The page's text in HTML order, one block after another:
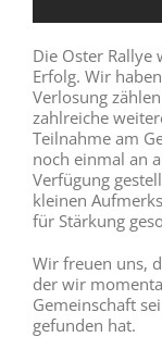
Die Oster
Erfolg. Wir
Verlosung
zahlreiche
Teilnahme am
noch einmal an
Verfügung
kleinen
für Stärkung
Wir freuen uns,
der wir
Gemeinschaft
gefunden hat.